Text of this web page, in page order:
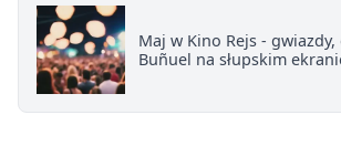
Maj w Kino Rejs -
Buñuel na słupskim